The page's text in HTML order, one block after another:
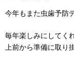
今年もまた虫歯予防
毎年楽しみにしてく
上前から準備に取り